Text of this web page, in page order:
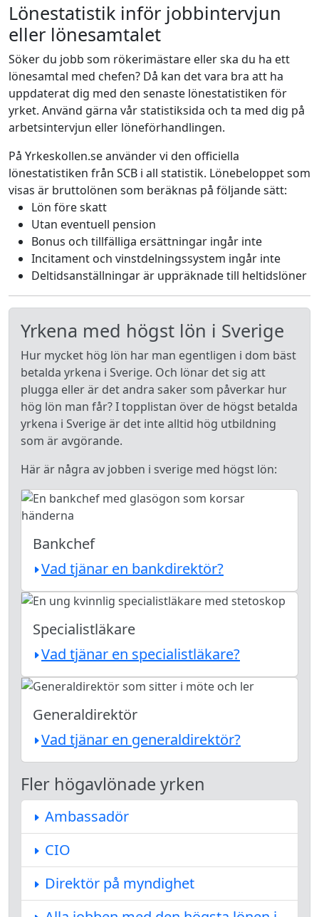
Lönestatistik inför jobbintervjun
eller lönesamtalet
Söker du jobb som rökerimästare eller ska du ha ett
lönesamtal med chefen? Då kan det vara bra att ha
uppdaterat dig med den senaste lönestatistiken för
yrket. Använd gärna vår statistiksida och ta med dig på
arbetsintervjun eller löneförhandlingen.
På Yrkeskollen.se använder vi den officiella
lönestatistiken från SCB i all statistik. Lönebeloppet som
visas är bruttolönen som beräknas på följande sätt:
Lön före skatt
Utan eventuell pension
Bonus och tillfälliga ersättningar ingår inte
Incitament och vinstdelningssystem ingår inte
Deltidsanställningar är uppräknade till heltidslöner
Yrkena med högst lön i Sverige
Hur mycket hög lön har man egentligen i dom bäst
betalda yrkena i Sverige. Och lönar det sig att
plugga eller är det andra saker som påverkar hur
hög lön man får? I topplistan över de högst betalda
yrkena i Sverige är det inte alltid hög utbildning
som är avgörande.
Här är några av jobben i sverige med högst lön:
Bankchef
Vad tjänar en bankdirektör?
Specialistläkare
Vad tjänar en specialistläkare?
Generaldirektör
Vad tjänar en generaldirektör?
Fler högavlönade yrken
Ambassadör
CIO
Direktör på myndighet